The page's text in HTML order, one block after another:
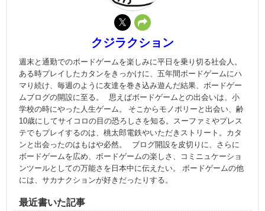
クジラクション
週末と通勤でのボードゲームを楽しみに平日を乗り切る社会人。
ある時プレイしたカタンをきっかけに、五年間ボードゲームにハ
マり続け、毎週のように友達を巻き込み遊んだ結果、ボードゲー
ムブログの開設に至る。 思えばボードゲームとの出会いは、小
学校の時にやった人生ゲーム。 そこからモノポリーと出会い、齢
10歳にしてサイコロの目の恐ろしさを知る。スーファミやプレス
テでもプレイするのは、桃太郎電鉄やいただきストリート。カタ
ンと出会ったのはもはや必然。 ブログ開設を皮切りに、さらに
ボードゲームを広め、ボードゲームの楽しさ、コミニュケーショ
ンツールとしての万能さを日本中に伝えたい。 ボードゲームの他
には、サカナクションが好きだったりする。
最近書いた記事